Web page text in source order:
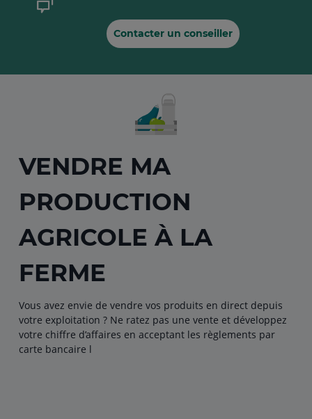
Contacter un conseiller
VENDRE MA
PRODUCTION
AGRICOLE À LA
FERME
Vous avez envie de vendre vos produits en direct depuis
votre exploitation ? Ne ratez pas une vente et développez
votre chiffre d’affaires en acceptant les règlements par
carte bancaire l